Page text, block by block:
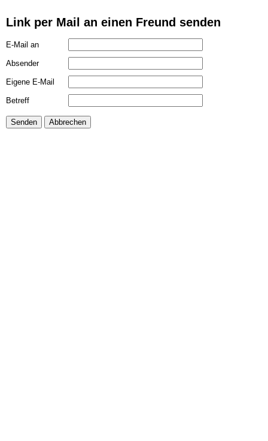
Link per Mail an einen Freund senden
E-Mail an
Absender
Eigene E-Mail
Betreff
Senden Abbrechen